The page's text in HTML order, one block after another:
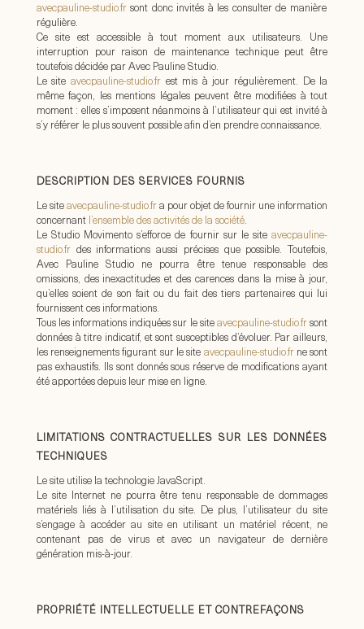
avecpauline-studio.frsont donc invités à les consulter de manière
régulière.
Ce site est accessible à tout moment aux utilisateurs. Une
interruption pour raison de maintenance technique peut être
toutefois décidée par Avec Pauline Studio.
Le site avecpauline-studio.fr est mis à jour régulièrement. De la
même façon, les mentions légales peuvent être modifiées à tout
moment : elles s’imposent néanmoins à l’utilisateur qui est invité à
s’y référer le plus souvent possible afin d’en prendre connaissance.
DESCRIPTION DES SERVICES FOURNIS
Le site avecpauline-studio.fra pour objet de fournir une information
concernant l’ensemble des activités de la société.
Le Studio Movimento s’efforce de fournir sur le site avecpauline-
studio.fr des informations aussi précises que possible. Toutefois,
Avec Pauline Studio ne pourra être tenue responsable des
omissions, des inexactitudes et des carences dans la mise à jour,
qu’elles soient de son fait ou du fait des tiers partenaires qui lui
fournissent ces informations.
Tous les informations indiquées sur le site avecpauline-studio.fr sont
données à titre indicatif, et sont susceptibles d’évoluer. Par ailleurs,
les renseignements figurant sur le site avecpauline-studio.fr ne sont
pas exhaustifs. Ils sont donnés sous réserve de modifications ayant
été apportées depuis leur mise en ligne.
LIMITATIONS CONTRACTUELLES SUR LES DONNÉES
TECHNIQUES
Le site utilise la technologie JavaScript.
Le site Internet ne pourra être tenu responsable de dommages
matériels liés à l’utilisation du site. De plus, l’utilisateur du site
s’engage à accéder au site en utilisant un matériel récent, ne
contenant pas de virus et avec un navigateur de dernière
génération mis-à-jour.
PROPRIÉTÉ INTELLECTUELLE ET CONTREFAÇONS